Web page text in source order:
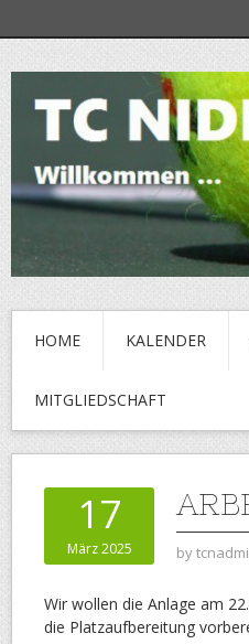
HOME KALENDER
MITGLIEDSCHAFT
17
März 2025 by
Wir wollen die Anlage am
die Platzaufbereitung